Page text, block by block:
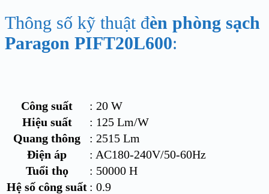
Thông số kỹ thuật đèn phòng sạch
Paragon PIFT20L600:
Công suất
: 20 W
Hiệu suất
: 125 Lm/W
Quang thông
: 2515 Lm
Điện áp
: AC180-240V/50-60Hz
Tuổi thọ
: 50000 H
Hệ số công suất : 0.9